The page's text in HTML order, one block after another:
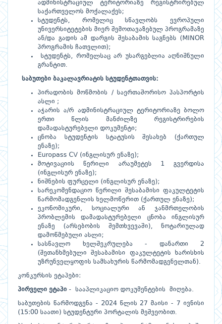
ადმინისტრაციულ ტერიტორიაზე რეგისტრირებულ
საქართველოს მოქალაქეს;
სტუდენტს, რომელიც სწავლობს ევროპული
უნივერსიტეტების მიერ შემოთავაზებულ პროგრამაზე
ან/და გადის ამ დარგის შესაბამის საგნებს (MINOR
პროგრამის ჩათვლით);
სტუდენტს, რომელსაც არ უსარგებლია აღნიშნული
გრანტით.
საბუთები ბაკალავრიატის სტუდენტთათვის:
პირადობის მოწმობის / საერთაშორისო პასპორტის
ასლი ;
აჭარის ა/რ ადმინისტრაციულ ტერიტორიაზე ბოლო
ერთი წლის მანძილზე რეგისტრირების
დამადასტურებელი დოკუმენტი;
ცნობა სტუდენტის სტატუსის შესახებ (ქართულ
ენაზე);
Europass CV (ინგლისურ ენაზე);
მოტივაციის წერილი არაუმეტეს 1 გვერდისა
(ინგლისურ ენაზე);
ნიშნების ფურცელი (ინგლისურ ენაზე);
სარეკომენდაციო წერილი შესაბამისი ფაკულტეტის
წარმომადგენლის ხელმოწერით (ქართულ ენაზე);
ეკონომიკური, სოციალური ან ჯანმრთელობის
პრობლემის დამადასტურებელი ცნობა ინგლისურ
ენაზე (არსებობის შემთხვევაში), ნოტარიულად
დამოწმებული ასლი;
სასწავლო ხელშეკრულება - დანართი 2
(შეთანხმებული შესაბამისი ფაკულტეტის ხარისხის
უზრუნველყოფის სამსახურის წარმომადგენელთან).
კონკურსის ეტაპები:
პირველი ეტაპი - სააპლიკაციო დოკუმენტების მიღება.
საბუთების წარმოდგენა - 2024 წლის 27 მაისი - 7 ივნისი
(15:00 საათი) სტუდენტური პორტალის მეშვეობით.